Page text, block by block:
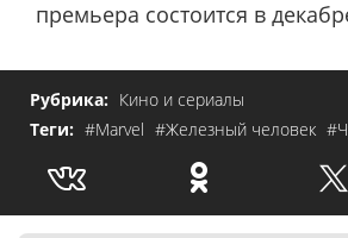
премьера состоится в
Рубрика: Кино и сериалы
Теги: #Marvel #Железный человек